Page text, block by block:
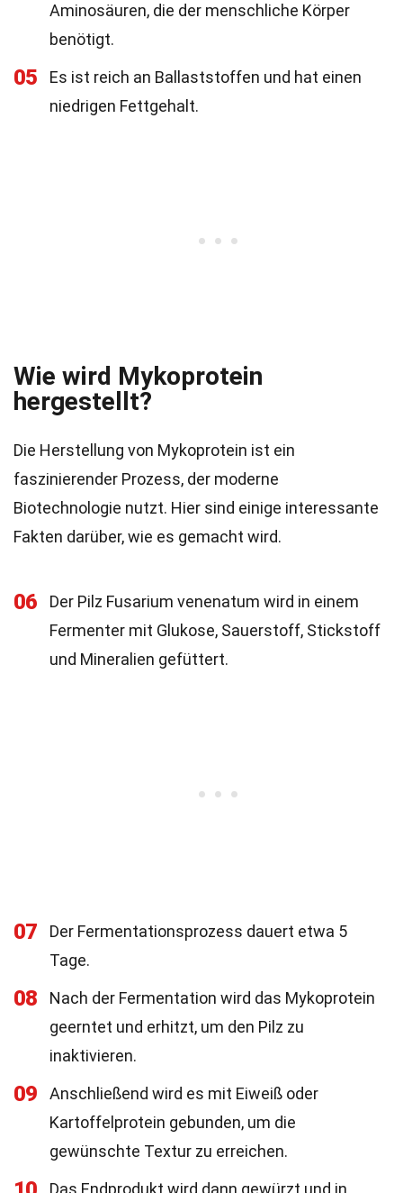
Aminosäuren, die der menschliche Körper
benötigt.
05
Es ist reich an Ballaststoffen und hat einen
niedrigen Fettgehalt.
Wie wird Mykoprotein
hergestellt?
Die Herstellung von Mykoprotein ist ein
faszinierender Prozess, der moderne
Biotechnologie nutzt. Hier sind einige interessante
Fakten darüber, wie es gemacht wird.
06
Der Pilz Fusarium venenatum wird in einem
Fermenter mit Glukose, Sauerstoff, Stickstoff
und Mineralien gefüttert.
07
Der Fermentationsprozess dauert etwa 5
Tage.
08
Nach der Fermentation wird das Mykoprotein
geerntet und erhitzt, um den Pilz zu
inaktivieren.
09
Anschließend wird es mit Eiweiß oder
Kartoffelprotein gebunden, um die
gewünschte Textur zu erreichen.
Das Endprodukt wird dann gewürzt und in